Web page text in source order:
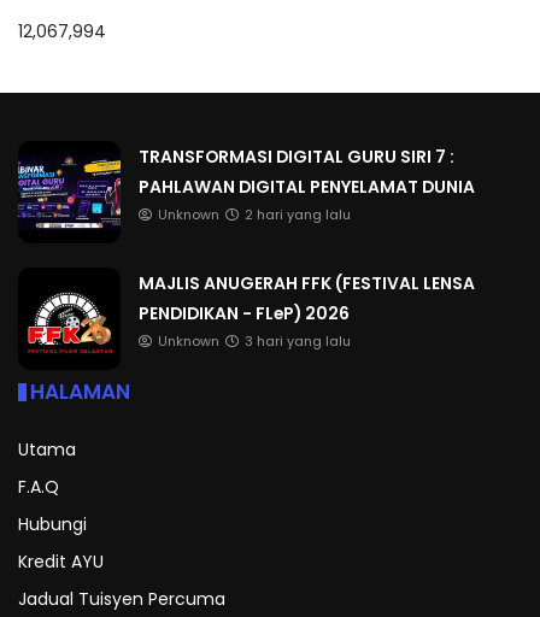
12,067,994
TRANSFORMASI DIGITAL GURU SIRI 7 :
PAHLAWAN DIGITAL PENYELAMAT DUNIA
Unknown 2 hari yang lalu
MAJLIS ANUGERAH FFK (FESTIVAL LENSA
PENDIDIKAN - FLeP) 2026
Unknown 3 hari yang lalu
HALAMAN
Utama
F.A.Q
Hubungi
Kredit AYU
Jadual Tuisyen Percuma